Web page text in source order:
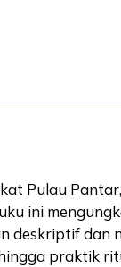
Pulau
ini
deskriptif dan
praktik